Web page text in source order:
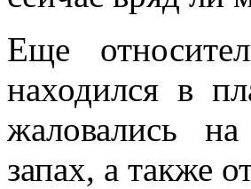
Еще
находился в
жаловались
запах, а также